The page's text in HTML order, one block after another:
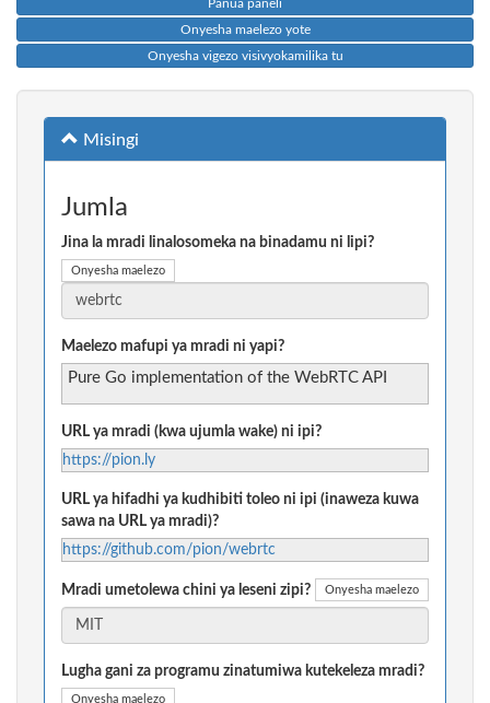
Panua paneli
Onyesha maelezo yote
Onyesha vigezo visivyokamilika tu
Misingi
Jumla
Jina la mradi linalosomeka na binadamu ni lipi?
Onyesha maelezo
Maelezo mafupi ya mradi ni yapi?
Pure Go implementation of the WebRTC API
URL ya mradi (kwa ujumla wake) ni ipi?
https://pion.ly
URL ya hifadhi ya kudhibiti toleo ni ipi (inaweza kuwa
sawa na URL ya mradi)?
https://github.com/pion/webrtc
Mradi umetolewa chini ya leseni zipi? Onyesha maelezo
Lugha gani za programu zinatumiwa kutekeleza mradi?
Onyesha maelezo